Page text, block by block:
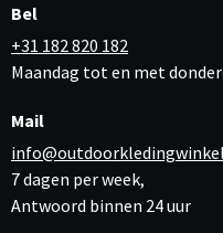
Bel
+31 182 820 182
Maandag tot en met
Mail
7 dagen per week,
Antwoord binnen 24 uur